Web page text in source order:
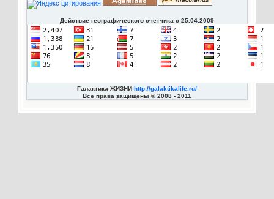
Действие географического счетчика с 25.04.2009
Галактика ЖИЗНИ http://galaktikalife.ru/
Все права защищены © 2008 - 2011